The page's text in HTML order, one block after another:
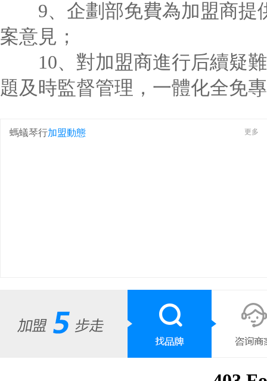
9、企劃部免費為加盟商提
案意見；
10、對加盟商進行后續疑難
題及時監督管理，一體化全免
螞蟻琴行加盟動態 更多